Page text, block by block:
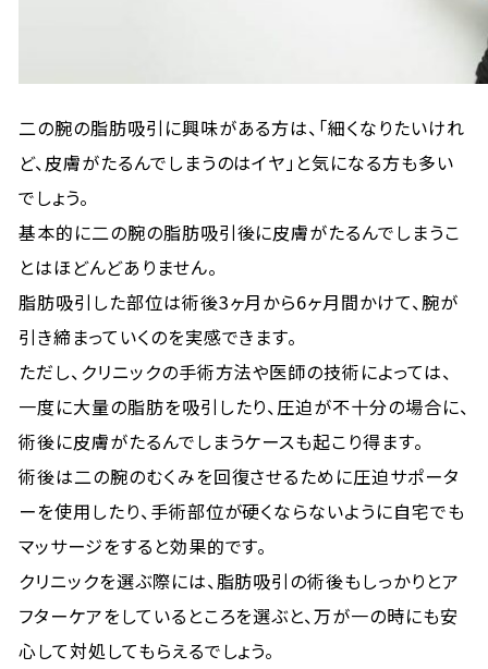
二の腕の脂肪吸引に興味がある方は、「細くなりたいけれ
ど、皮膚がたるんでしまうのはイヤ」と気になる方も多い
でしょう。
基本的に二の腕の脂肪吸引後に皮膚がたるんでしまうこ
とはほどんどありません。
脂肪吸引した部位は術後3ヶ月から6ヶ月間かけて、腕が
引き締まっていくのを実感できます。
ただし、クリニックの手術方法や医師の技術によっては、
一度に大量の脂肪を吸引したり、圧迫が不十分の場合に、
術後に皮膚がたるんでしまうケースも起こり得ます。
術後は二の腕のむくみを回復させるために圧迫サポータ
ーを使用したり、手術部位が硬くならないように自宅でも
マッサージをすると効果的です。
クリニックを選ぶ際には、脂肪吸引の術後もしっかりとア
フターケアをしているところを選ぶと、万が一の時にも安
心して対処してもらえるでしょう。